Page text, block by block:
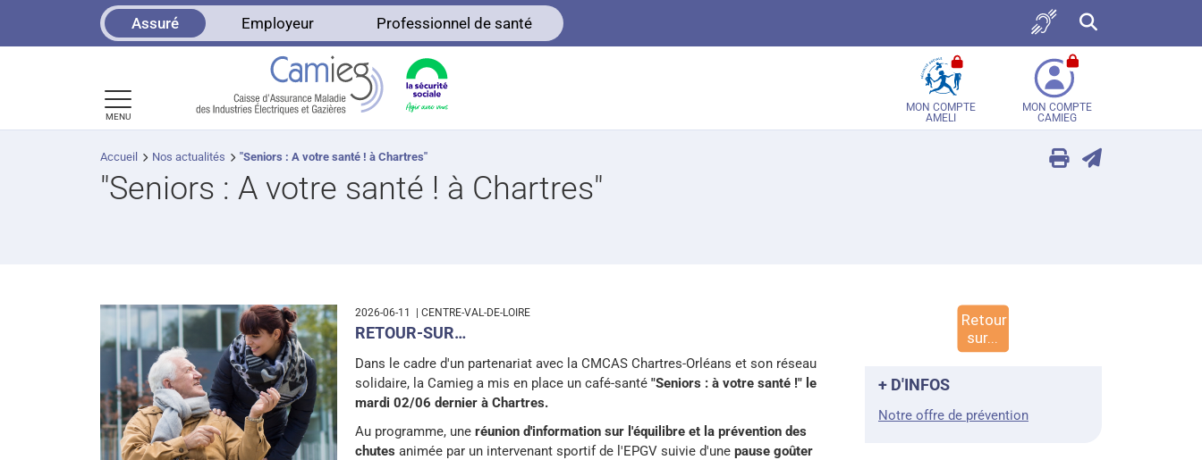
Panneau de gestion des cookies
Assuré Employeur Professionnel de santé Accès sourds et
MENU
MON COMPTE
AMELI
MON COMPTE
CAMIEG
Accueil Nos actualités "Seniors : A votre santé ! à Chartres"
"Seniors : A votre santé ! à Chartres"
2026-06-11 | CENTRE-VAL-DE-LOIRE
RETOUR-SUR…
Dans le cadre d'un partenariat avec la CMCAS Chartres-Orléans et son réseau
solidaire, la Camieg a mis en place un café-santé "Seniors : à votre santé !" le
mardi 02/06 dernier à Chartres.
Au programme, une réunion d'information sur l'équilibre et la prévention des
chutes animée par un intervenant sportif de l'EPGV suivie d'une pause goûter
+ D'INFOS
Notre offre de prévention